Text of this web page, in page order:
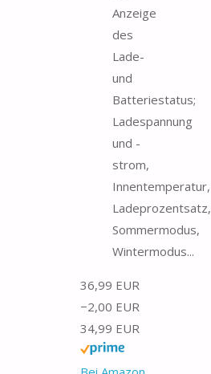
Anzeige
des
Lade-
und
Batteriestatus;
Ladespannung
und -
strom,
Innentemperatur,
Ladeprozentsatz,
Sommermodus,
Wintermodus...
36,99 EUR
−2,00 EUR
34,99 EUR